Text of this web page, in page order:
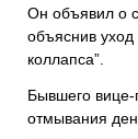
Он объявил о
объяснив
коллапса”.
Бывшего
отмывания